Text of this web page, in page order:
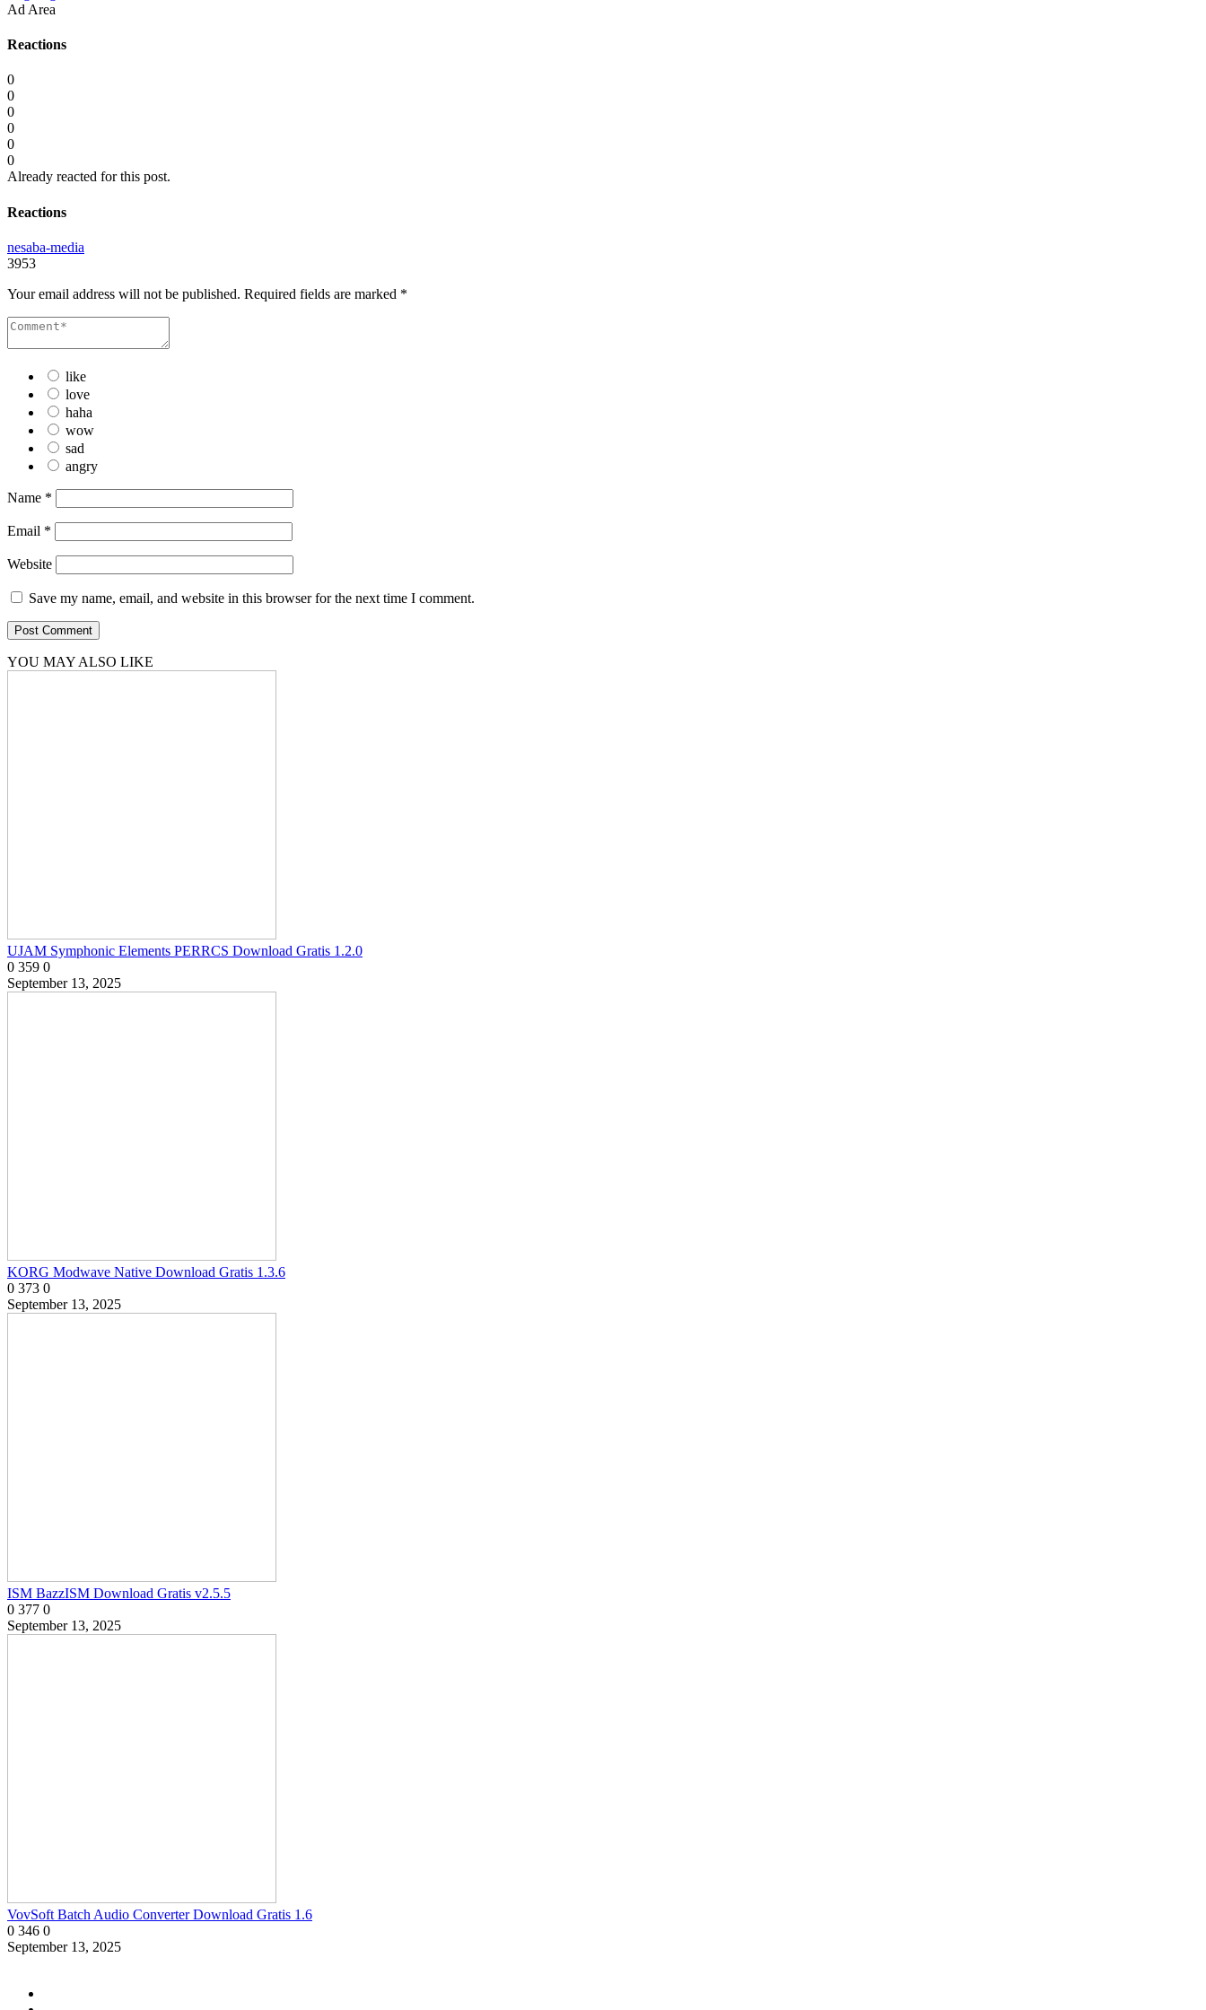
Ad Area
Reactions
0
0
0
0
0
0
Already reacted for this post.
Reactions
nesaba-media
3953
Your email address will not be published. Required fields are marked *
like
love
haha
wow
sad
angry
Name *
Email *
Website
Save my name, email, and website in this browser for the next time I comment.
YOU MAY ALSO LIKE
UJAM Symphonic Elements PERRCS Download Gratis 1.2.0
0 359 0
September 13, 2025
KORG Modwave Native Download Gratis 1.3.6
0 373 0
September 13, 2025
ISM BazzISM Download Gratis v2.5.5
0 377 0
September 13, 2025
VovSoft Batch Audio Converter Download Gratis 1.6
0 346 0
September 13, 2025